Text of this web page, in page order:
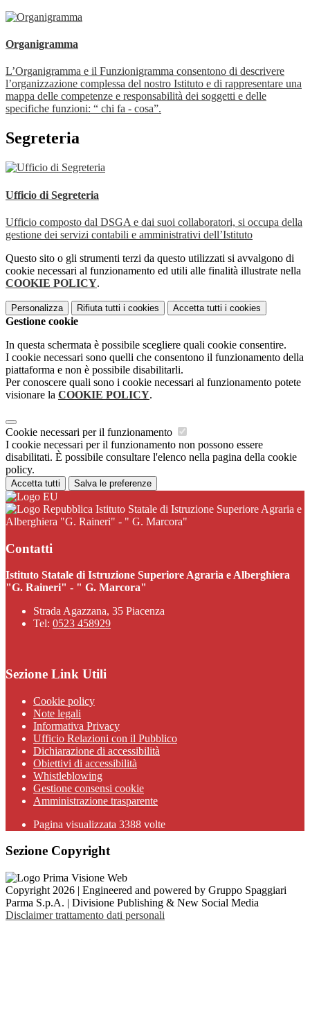
Organigramma
L’Organigramma e il Funzionigramma consentono di descrivere
l’organizzazione complessa del nostro Istituto e di rappresentare una
mappa delle competenze e responsabilità dei soggetti e delle
specifiche funzioni: “ chi fa - cosa”.
Segreteria
Ufficio di Segreteria
Ufficio composto dal DSGA e dai suoi collaboratori, si occupa della
gestione dei servizi contabili e amministrativi dell’Istituto
Questo sito o gli strumenti terzi da questo utilizzati si avvalgono di
cookie necessari al funzionamento ed utili alle finalità illustrate nella
COOKIE POLICY.
Personalizza Rifiuta tutti i cookies Accetta tutti i cookies
Gestione cookie
In questa schermata è possibile scegliere quali cookie consentire.
I cookie necessari sono quelli che consentono il funzionamento della
piattaforma e non è possibile disabilitarli.
Per conoscere quali sono i cookie necessari al funzionamento potete
visionare la COOKIE POLICY.
Cookie necessari per il funzionamento
I cookie necessari per il funzionamento non possono essere
disabilitati. È possibile consultare l'elenco nella pagina della cookie
policy.
Accetta tutti Salva le preferenze
Istituto Statale di Istruzione Superiore Agraria e
Alberghiera "G. Raineri" - " G. Marcora"
Contatti
Istituto Statale di Istruzione Superiore Agraria e Alberghiera
"G. Raineri" - " G. Marcora"
Strada Agazzana, 35 Piacenza
Tel: 0523 458929
Sezione Link Utili
Cookie policy
Note legali
Informativa Privacy
Ufficio Relazioni con il Pubblico
Dichiarazione di accessibilità
Obiettivi di accessibilità
Whistleblowing
Gestione consensi cookie
Amministrazione trasparente
Pagina visualizzata 3388 volte
Sezione Copyright
Copyright 2026 | Engineered and powered by Gruppo Spaggiari
Parma S.p.A. | Divisione Publishing & New Social Media
Disclaimer trattamento dati personali